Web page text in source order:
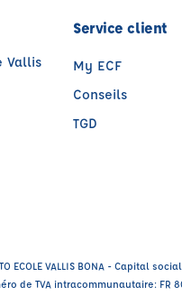
Vallis
Service client
My ECF
Conseils
TGD
ECOLE VALLIS BONA - Capital
de TVA intracommunautaire: FR